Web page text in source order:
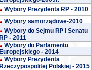
Wybory Prezydenta RP - 2010
Wybory samorządowe-2010
Wybory do Sejmu RP i Senatu
RP - 2011
Wybory do Parlamentu
Europejskiego - 2014
Wybory Prezydenta
Rzeczypospolitej Polskiej - 2015